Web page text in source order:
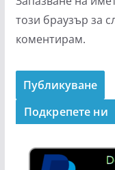
този браузър за
коментирам.
Подкрепeте ни